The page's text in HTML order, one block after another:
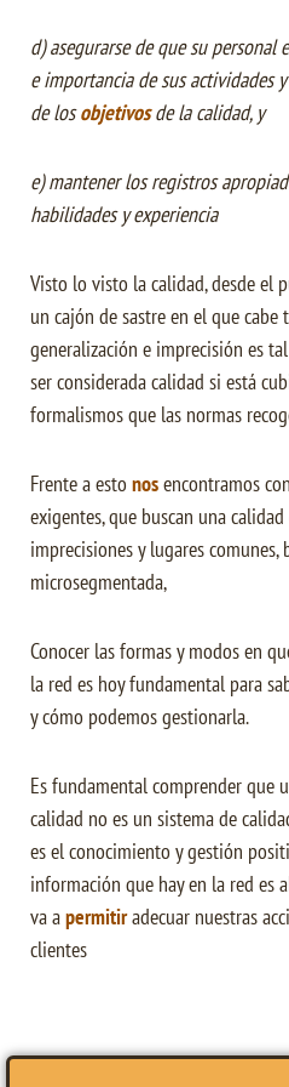
d) asegurarse de que su personal
e importancia de sus actividades
de losobjetivosde la calidad, y
e) mantener los registros
habilidades y experiencia
Visto lo visto la calidad, desde el
un cajón de sastre en el que
generalización e imprecisión es
ser considerada calidad si está
formalismos que las normas
Frente a esto nosencontramos
exigentes, que buscan una
imprecisiones y lugares comunes,
microsegmentada,
Conocer las formas y modos en
la red es hoy fundamental para
y cómo podemos gestionarla.
Es fundamental comprender que
calidad no es un sistema de
es el conocimiento y gestión
información que hay en la red es
va apermitiradecuar nuestras
clientes